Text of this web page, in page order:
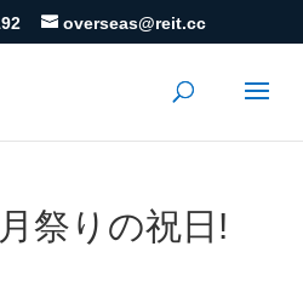
overseas@reit.cc
祭りの祝日!